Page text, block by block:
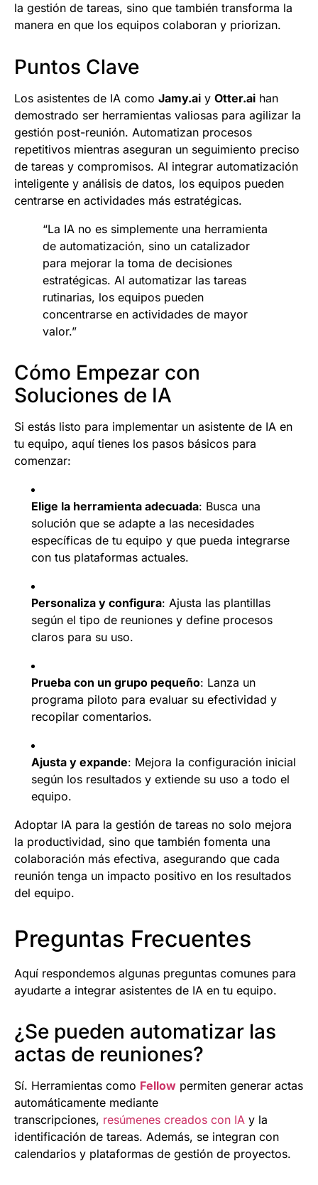
la gestión de tareas, sino que también transforma la
manera en que los equipos colaboran y priorizan.
Puntos Clave
Los asistentes de IA como Jamy.ai y Otter.ai han
demostrado ser herramientas valiosas para agilizar la
gestión post-reunión. Automatizan procesos
repetitivos mientras aseguran un seguimiento preciso
de tareas y compromisos. Al integrar automatización
inteligente y análisis de datos, los equipos pueden
centrarse en actividades más estratégicas.
“La IA no es simplemente una herramienta
de automatización, sino un catalizador
para mejorar la toma de decisiones
estratégicas. Al automatizar las tareas
rutinarias, los equipos pueden
concentrarse en actividades de mayor
valor.”
Cómo Empezar con
Soluciones de IA
Si estás listo para implementar un asistente de IA en
tu equipo, aquí tienes los pasos básicos para
comenzar:
Elige la herramienta adecuada: Busca una
solución que se adapte a las necesidades
específicas de tu equipo y que pueda integrarse
con tus plataformas actuales.
Personaliza y configura: Ajusta las plantillas
según el tipo de reuniones y define procesos
claros para su uso.
Prueba con un grupo pequeño: Lanza un
programa piloto para evaluar su efectividad y
recopilar comentarios.
Ajusta y expande: Mejora la configuración inicial
según los resultados y extiende su uso a todo el
equipo.
Adoptar IA para la gestión de tareas no solo mejora
la productividad, sino que también fomenta una
colaboración más efectiva, asegurando que cada
reunión tenga un impacto positivo en los resultados
del equipo.
Preguntas Frecuentes
Aquí respondemos algunas preguntas comunes para
ayudarte a integrar asistentes de IA en tu equipo.
¿Se pueden automatizar las
actas de reuniones?
Sí. Herramientas como Fellow permiten generar actas
automáticamente mediante
transcripciones, resúmenes creados con IA y la
identificación de tareas. Además, se integran con
calendarios y plataformas de gestión de proyectos.